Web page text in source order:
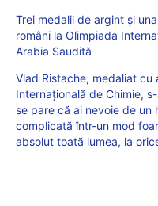
Trei medalii de argint și
români la Olimpiada
Arabia Saudită
Vlad Ristache, medaliat cu
Internațională de Chimie,
se pare că ai nevoie de un
complicată într-un mod
absolut toată lumea, la